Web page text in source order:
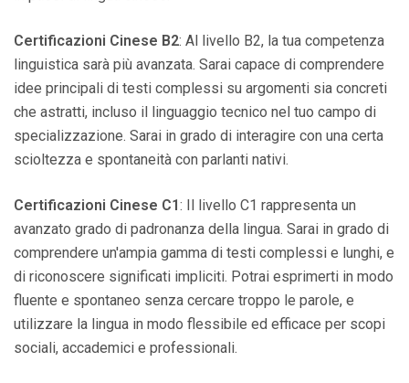
Certificazioni Cinese B2: Al livello B2, la tua competenza
linguistica sarà più avanzata. Sarai capace di comprendere
idee principali di testi complessi su argomenti sia concreti
che astratti, incluso il linguaggio tecnico nel tuo campo di
specializzazione. Sarai in grado di interagire con una certa
scioltezza e spontaneità con parlanti nativi.
Certificazioni Cinese C1: Il livello C1 rappresenta un
avanzato grado di padronanza della lingua. Sarai in grado di
comprendere un'ampia gamma di testi complessi e lunghi, e
di riconoscere significati impliciti. Potrai esprimerti in modo
fluente e spontaneo senza cercare troppo le parole, e
utilizzare la lingua in modo flessibile ed efficace per scopi
sociali, accademici e professionali.